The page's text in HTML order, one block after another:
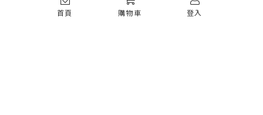
首頁 購物車 登入